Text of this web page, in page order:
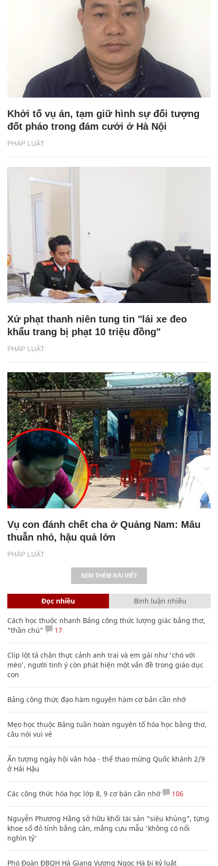
PHÁP LUẬT
Khởi tố vụ án, tạm giữ hình sự đối tượng
đốt pháo trong đám cưới ở Hà Nội
PHÁP LUẬT
Xử phạt thanh niên tung tin "lái xe đeo
khẩu trang bị phạt 10 triệu đồng"
PHÁP LUẬT
Vụ con đánh chết cha ở Quảng Nam: Mâu
thuẫn nhỏ, hậu quả lớn
XEM THÊM BÀI VIẾT
Đọc nhiều Bình luận nhiều
Cách học thuộc nhanh Bảng công thức lượng giác bằng thơ,
"thần chú"
17
Clip lột tả chân thực cảnh anh trai và em gái như 'chó với
mèo', người tinh ý còn phát hiện một vấn đề trong giáo dục
con
Bảng công thức đạo hàm nguyên hàm cơ bản cần nhớ
Mẹo học thuộc Bảng tuần hoàn nguyên tố hóa học bằng thơ,
câu nói vui vẻ
Ấn tượng ngày hội văn hóa - thể thao mừng Quốc khánh 2/9
ở Hải Hậu
Các công thức hóa học lớp 8, 9 cơ bản cần nhớ 106
Nguyễn Phương Hằng sở hữu khối tài sản "siêu khủng", từng
khoe sổ đỏ tính bằng cân, mắng cựu mẫu 'không có nổi
nghìn tỷ'
Phó Đoàn ĐBQH Hà Giang Vương Ngọc Hà bị kỷ luật